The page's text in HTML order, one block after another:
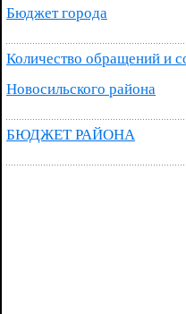
Бюджет города
Количество обращений и
Новосильского района
БЮДЖЕТ РАЙОНА